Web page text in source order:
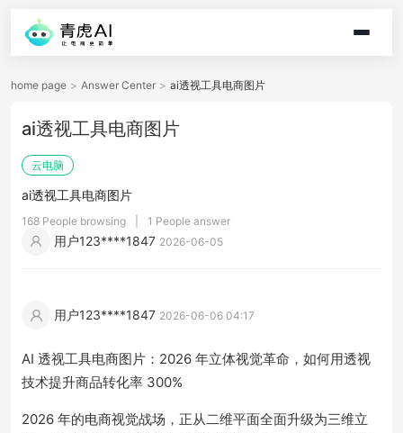
home page > Answer Center > ai透视工具电商图片
ai透视工具电商图片
云电脑
ai透视工具电商图片
168 People browsing 1 People answer
用户123****1847 2026-06-05
用户123****1847 2026-06-06 04:17
AI 透视工具电商图片：2026 年立体视觉革命，如何用透视
技术提升商品转化率 300%
2026 年的电商视觉战场，正从二维平面全面升级为三维立